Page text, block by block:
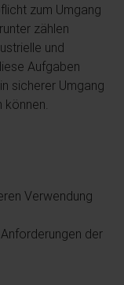
zum Umgang
zählen
und
Aufgaben
sicherer Umgang
Verwendung
der